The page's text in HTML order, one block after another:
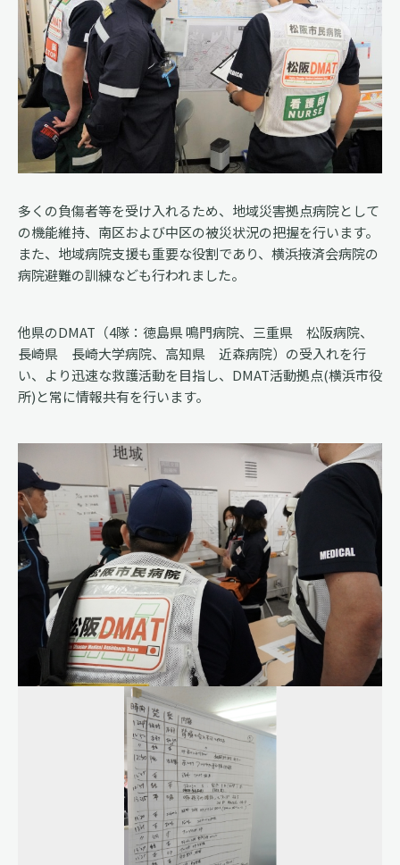
多くの負傷者等を受け入れるため、地域災害拠点病院として
の機能維持、南区および中区の被災状況の把握を行います。
また、地域病院支援も重要な役割であり、横浜掖済会病院の
病院避難の訓練なども行われました。
他県のDMAT（4隊：徳島県 鳴門病院、三重県 松阪病院、
長崎県 長崎大学病院、高知県 近森病院）の受入れを行
い、より迅速な救護活動を目指し、DMAT活動拠点(横浜市役
所)と常に情報共有を行います。